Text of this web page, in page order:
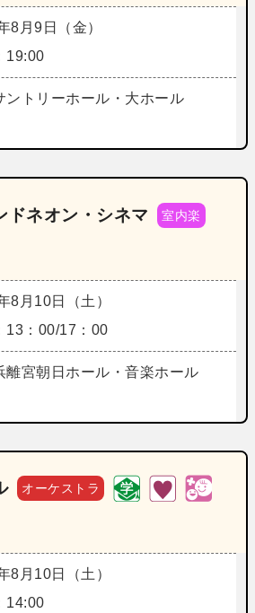
8月9日（金）
19:00
ントリーホール・大ホール
ネオン・シネマ 室内楽
8月10日（土）
13：00/17：00
離宮朝日ホール・音楽ホール
オーケストラ
8月10日（土）
14:00